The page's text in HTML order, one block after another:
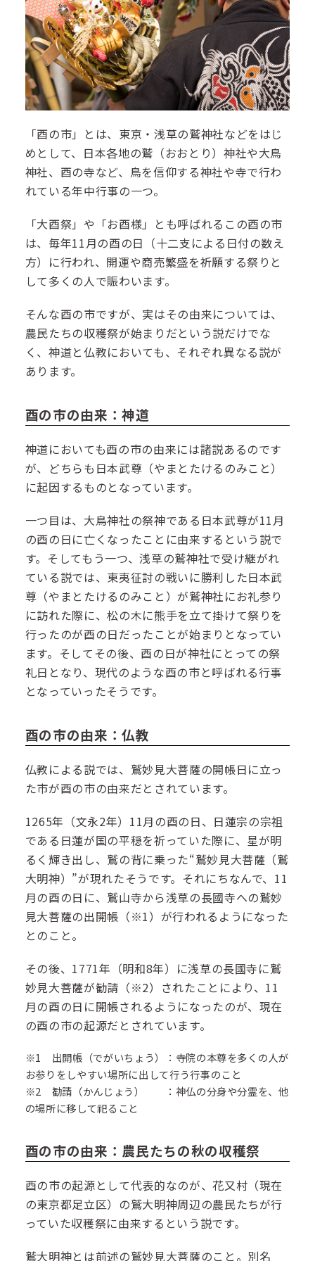
「酉の市」とは、東京・浅草の鷲神社などをはじ
めとして、日本各地の鷲（おおとり）神社や大鳥
神社、酉の寺など、鳥を信仰する神社や寺で行わ
れている年中行事の一つ。
「大酉祭」や「お酉様」とも呼ばれるこの酉の市
は、毎年11月の酉の日（十二支による日付の数え
方）に行われ、開運や商売繁盛を祈願する祭りと
して多くの人で賑わいます。
そんな酉の市ですが、実はその由来については、
農民たちの収穫祭が始まりだという説だけでな
く、神道と仏教においても、それぞれ異なる説が
あります。
酉の市の由来：神道
神道においても酉の市の由来には諸説あるのです
が、どちらも日本武尊（やまとたけるのみこと）
に起因するものとなっています。
一つ目は、大鳥神社の祭神である日本武尊が11月
の酉の日に亡くなったことに由来するという説で
す。そしてもう一つ、浅草の鷲神社で受け継がれ
ている説では、東夷征討の戦いに勝利した日本武
尊（やまとたけるのみこと）が鷲神社にお礼参り
に訪れた際に、松の木に熊手を立て掛けて祭りを
行ったのが酉の日だったことが始まりとなってい
ます。そしてその後、酉の日が神社にとっての祭
礼日となり、現代のような酉の市と呼ばれる行事
となっていったそうです。
酉の市の由来：仏教
仏教による説では、鷲妙見大菩薩の開帳日に立っ
た市が酉の市の由来だとされています。
1265年（文永2年）11月の酉の日、日蓮宗の宗祖
である日蓮が国の平穏を祈っていた際に、星が明
るく輝き出し、鷲の背に乗った“鷲妙見大菩薩（鷲
大明神）”が現れたそうです。それにちなんで、11
月の酉の日に、鷲山寺から浅草の長國寺への鷲妙
見大菩薩の出開帳（※1）が行われるようになった
とのこと。
その後、1771年（明和8年）に浅草の長國寺に鷲
妙見大菩薩が勧請（※2）されたことにより、11
月の酉の日に開帳されるようになったのが、現在
の酉の市の起源だとされています。
※1 出開帳（でがいちょう）：寺院の本尊を多くの人が
お参りをしやすい場所に出して行う行事のこと
※2 勧請（かんじょう） ：神仏の分身や分霊を、他
の場所に移して祀ること
酉の市の由来：農民たちの秋の収穫祭
酉の市の起源として代表的なのが、花又村（現在
の東京都足立区）の鷲大明神周辺の農民たちが行
っていた収穫祭に由来するという説です。
鷲大明神とは前述の鷲妙見大菩薩のこと。別名